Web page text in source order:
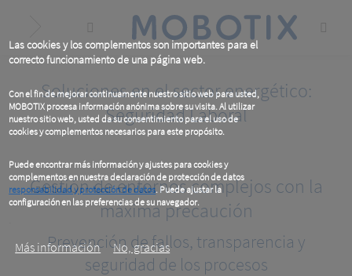
Las cookies y los complementos son importantes para el
correcto funcionamiento de una página web.
Con el fin de mejorar continuamente nuestro sitio web para usted,
MOBOTIX procesa información anónima sobre su visita. Al utilizar
nuestro sitio web, usted da su consentimiento para el uso de
cookies y complementos necesarios para este propósito.
Puede encontrar más información y ajustes para cookies y
complementos en nuestra declaración de protección de datos
responsabilidad y protección de datos. Puede ajustar la
configuración en las preferencias de su navegador.
Más información
No, gracias
content
Soluciones en el sector energético:
Seguridad Laboral
Gestión de entornos complejos con la
máxima precaución
Prevención de fallos, transparencia y
seguridad de los procesos